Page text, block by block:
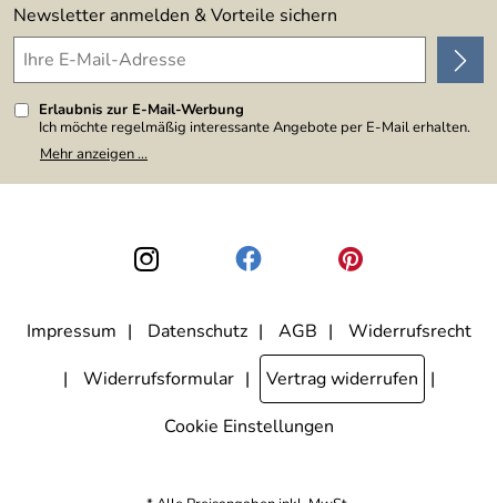
Newsletter anmelden & Vorteile sichern
Erlaubnis zur E-Mail-Werbung
Ich möchte regelmäßig interessante Angebote per E-Mail erhalten.
Meine E-Mail-Adresse wird nicht an andere Unternehmen
weitergegeben. Zu statistischen Zwecken wird in anonymer Form
den Link "Abmelden" am Ende des Newsletters anklicke. Die
Datenschutzerklärung
habe ich zur Kenntnis genommen.
Mehr anzeigen ...
Impressum Datenschutz AGB
Widerrufsrecht
Widerrufsformular
Vertrag widerrufen
Cookie Einstellungen